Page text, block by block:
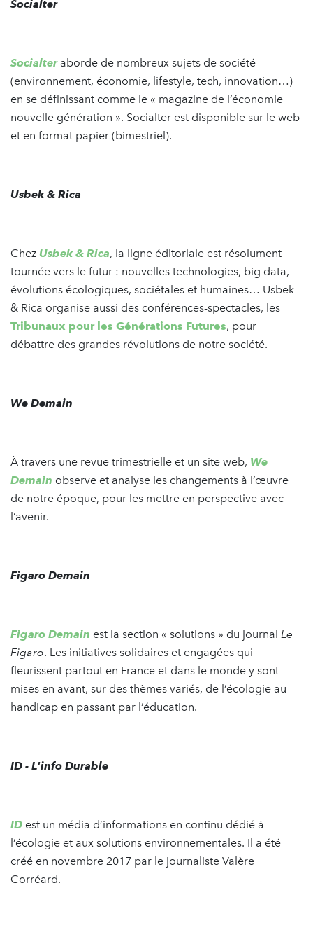
Socialter
Socialteraborde de nombreux sujets de société
(environnement, économie, lifestyle, tech, innovation…)
en se définissant comme le « magazine de l’économie
nouvelle génération ». Socialter est disponible sur le web
et en format papier (bimestriel).
Usbek & Rica
Chez Usbek & Rica, la ligne éditoriale est résolument
tournée vers le futur : nouvelles technologies, big data,
évolutions écologiques, sociétales et humaines… Usbek
& Rica organise aussi des conférences-spectacles, les
Tribunaux pour les Générations Futures, pour
débattre des grandes révolutions de notre société.
We Demain
À travers une revue trimestrielle et un site web, We
Demain observe et analyse les changements à l’œuvre
de notre époque, pour les mettre en perspective avec
l’avenir.
Figaro Demain
Figaro Demain est la section « solutions » du journal Le
Figaro. Les initiatives solidaires et engagées qui
fleurissent partout en France et dans le monde y sont
mises en avant, sur des thèmes variés, de l’écologie au
handicap en passant par l’éducation.
ID - L'info Durable
ID est un média d’informations en continu dédié à
l’écologie et aux solutions environnementales. Il a été
créé en novembre 2017 par le journaliste Valère
Corréard.